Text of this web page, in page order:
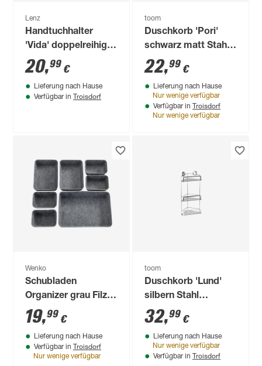
Lenz
Handtuchhalter
'Vida' doppelreihig
verchromt 40 cm
20,99 €
Lieferung nach Hause
Verfügbar in Troisdorf
toom
Duschkorb 'Pori'
schwarz matt Stahl
25,6 x 29,1 x 14,9 cm
22,99 €
Lieferung nach Hause
Nur wenige verfügbar
Verfügbar in Troisdorf
Nur wenige verfügbar
Wenko
Schubladen
Organizer grau Filz
7-teilig
19,99 €
Lieferung nach Hause
Verfügbar in Troisdorf
Nur wenige verfügbar
toom
Duschkorb 'Lund'
silbern Stahl
verchromt 26 x 53,4
x 16,6 cm
32,99 €
Lieferung nach Hause
Nur wenige verfügbar
Verfügbar in Troisdorf